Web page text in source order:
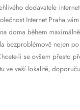
dodavatele
Internet Praha
doma během
bezproblémově nejen
li se ovšem přesto
ve vaší lokalitě,